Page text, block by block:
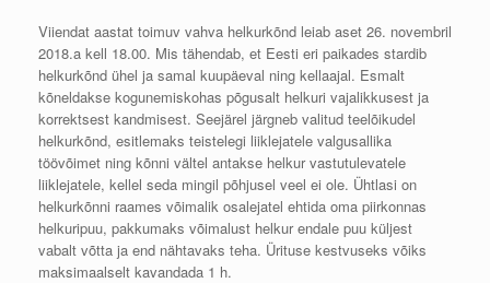
Viiendat aastat toimuv vahva helkurkõnd leiab aset 26. novembril
2018.a kell 18.00. Mis tähendab, et Eesti eri paikades stardib
helkurkõnd ühel ja samal kuupäeval ning kellaajal. Esmalt
kõneldakse kogunemiskohas põgusalt helkuri vajalikkusest ja
korrektsest kandmisest. Seejärel järgneb valitud teelõikudel
helkurkõnd, esitlemaks teistelegi liiklejatele valgusallika
töövõimet ning kõnni vältel antakse helkur vastutulevatele
liiklejatele, kellel seda mingil põhjusel veel ei ole. Ühtlasi on
helkurkõnni raames võimalik osalejatel ehtida oma piirkonnas
helkuripuu, pakkumaks võimalust helkur endale puu küljest
vabalt võtta ja end nähtavaks teha. Ürituse kestvuseks võiks
maksimaalselt kavandada 1 h.